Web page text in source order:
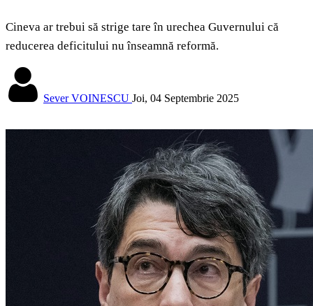
Cineva ar trebui să strige tare în urechea Guvernului că
reducerea deficitului nu înseamnă reformă.
Sever VOINESCU Joi, 04 Septembrie 2025